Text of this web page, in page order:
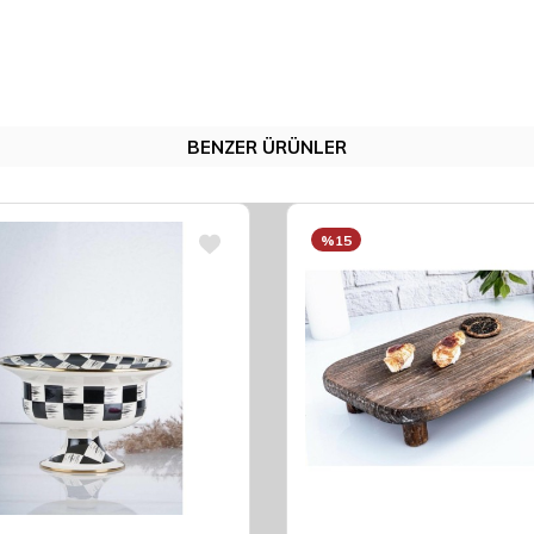
BENZER ÜRÜNLER
%15